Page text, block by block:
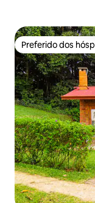
Preferido dos
Preferido dos